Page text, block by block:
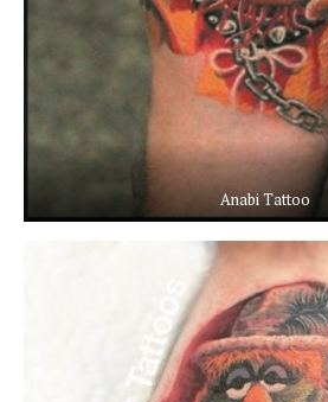
Anabi Tattoo